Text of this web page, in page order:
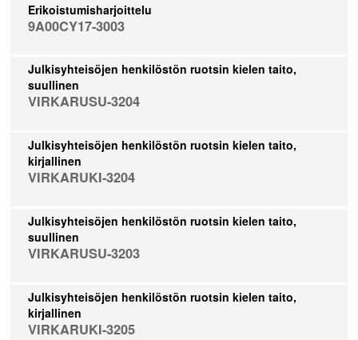
Erikoistumisharjoittelu
9A00CY17-3003
Julkisyhteisöjen henkilöstön ruotsin kielen taito,
suullinen
VIRKARUSU-3204
Julkisyhteisöjen henkilöstön ruotsin kielen taito,
kirjallinen
VIRKARUKI-3204
Julkisyhteisöjen henkilöstön ruotsin kielen taito,
suullinen
VIRKARUSU-3203
Julkisyhteisöjen henkilöstön ruotsin kielen taito,
kirjallinen
VIRKARUKI-3205